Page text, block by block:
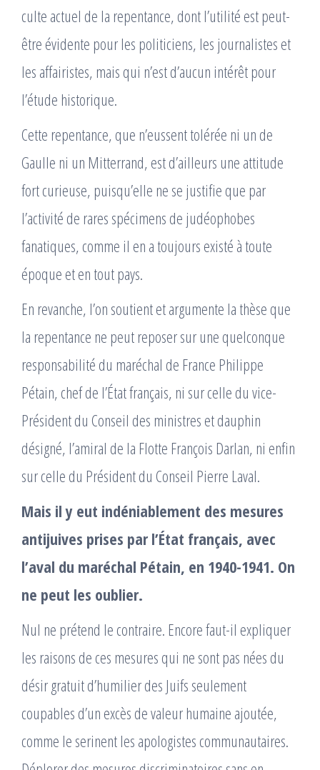
culte actuel de la repentance, dont l’utilité est peut-
être évidente pour les politiciens, les journalistes et
les affairistes, mais qui n’est d’aucun intérêt pour
l’étude historique.
Cette repentance, que n’eussent tolérée ni un de
Gaulle ni un Mitterrand, est d’ailleurs une attitude
fort curieuse, puisqu’elle ne se justifie que par
l’activité de rares spécimens de judéophobes
fanatiques, comme il en a toujours existé à toute
époque et en tout pays.
En revanche, l’on soutient et argumente la thèse que
la repentance ne peut reposer sur une quelconque
responsabilité du maréchal de France Philippe
Pétain, chef de l’État français, ni sur celle du vice-
Président du Conseil des ministres et dauphin
désigné, l’amiral de la Flotte François Darlan, ni enfin
sur celle du Président du Conseil Pierre Laval.
Mais il y eut indéniablement des mesures
antijuives prises par l’État français, avec
l’aval du maréchal Pétain, en 1940-1941. On
ne peut les oublier.
Nul ne prétend le contraire. Encore faut-il expliquer
les raisons de ces mesures qui ne sont pas nées du
désir gratuit d’humilier des Juifs seulement
coupables d’un excès de valeur humaine ajoutée,
comme le serinent les apologistes communautaires.